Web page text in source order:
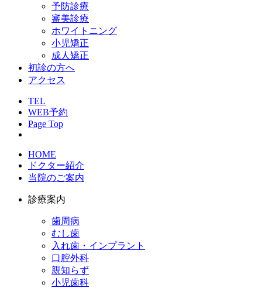
予防診療
審美診療
ホワイトニング
小児矯正
成人矯正
初診の方へ
アクセス
TEL
WEB予約
Page Top
HOME
ドクター紹介
当院のご案内
診療案内
歯周病
むし歯
入れ歯・インプラント
口腔外科
親知らず
小児歯科